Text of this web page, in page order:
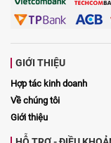
GIỚI THIỆU
Hợp tác kinh doanh
Về chúng tôi
Giới thiệu